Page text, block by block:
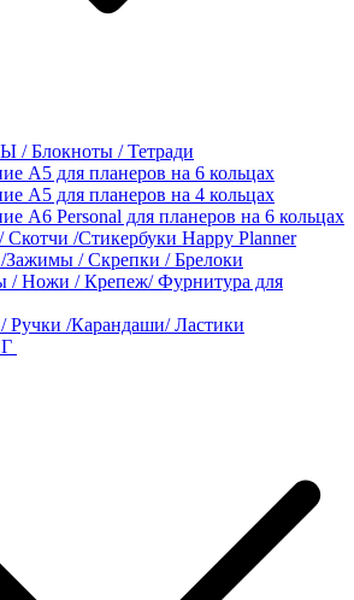
Блокноты / Тетради
А5 для планеров на 6 кольцах
А5 для планеров на 4 кольцах
А6 Personal для планеров на 6 кольцах
/Стикербуки Happy Planner
/Зажимы / Скрепки / Брелоки
/ Ножи / Крепеж/ Фурнитура для
Ручки /Карандаши/ Ластики